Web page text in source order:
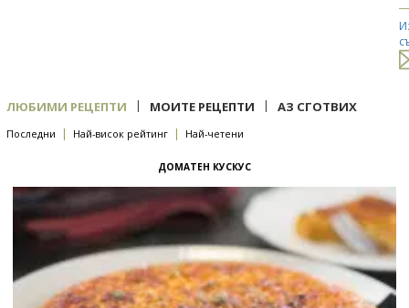
ЛЮБИМИ РЕЦЕПТИ | МОИТЕ РЕЦЕПТИ | АЗ СГОТВИХ
Последни | Най-висок рейтинг | Най-четени
ДОМАТЕН КУСКУС